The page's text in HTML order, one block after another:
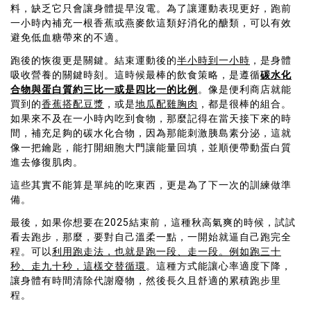
料，缺乏它只會讓身體提早沒電。為了讓運動表現更好，跑前
一小時內補充一根香蕉或燕麥飲這類好消化的醣類，可以有效
避免低血糖帶來的不適。
跑後的恢復更是關鍵。結束運動後的半小時到一小時 ，是身體
吸收營養的關鍵時刻。這時候最棒的飲食策略，是遵循碳水化
合物與蛋白質約三比一或是四比一的比例。像是便利商店就能
買到的香蕉搭配豆漿 ，或是地瓜配雞胸肉 ，都是很棒的組合。
如果來不及在一小時內吃到食物，那麼記得在當天接下來的時
間，補充足夠的碳水化合物，因為那能刺激胰島素分泌，這就
像一把鑰匙，能打開細胞大門讓能量回填，並順便帶動蛋白質
進去修復肌肉。
這些其實不能算是單純的吃東西，更是為了下一次的訓練做準
備。
最後，如果你想要在2025結束前，這種秋高氣爽的時候，試試
看去跑步，那麼，要對自己溫柔一點，一開始就逼自己跑完全
程。可以利用跑走法，也就是跑一段、走一段。例如跑三十
秒、走九十秒，這樣交替循環。這種方式能讓心率適度下降，
讓身體有時間清除代謝廢物，然後長久且舒適的累積跑步里
程。